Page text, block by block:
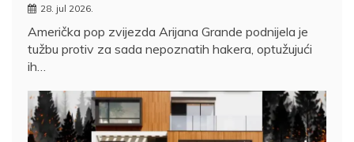
28. jul 2026.
Američka pop zvijezda Arijana Grande podnijela je
tužbu protiv za sada nepoznatih hakera, optužujući
ih…